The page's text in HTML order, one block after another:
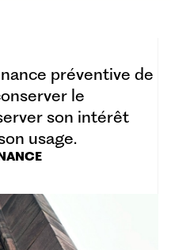
préventive de
le
son intérêt
usage.